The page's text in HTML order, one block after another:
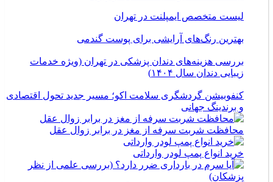
لیست متخصص ایمپلنت در تهران
بهترین رنگ‌های آرایشی برای پوست گندمی
بررسی هزینه‌های دندان پزشکی در تهران (ویژه خدمات
زیبایی دندان سال ۱۴۰۴)
کنفوبیشن گردشگری سلامت اکو؛ مسیر جدید تحول اقتصادی
و برندینگ جهانی
محافظت شربت سرفه از مغز در برابر زوال عقل
خرید انواع پمپ لودر وارداتی